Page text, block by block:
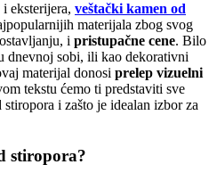
eksterijera, veštački kamen od
materijala zbog svog
i pristupačne cene. Bilo
dnevnoj sobi, ili kao dekorativni
materijal donosi prelep vizuelni
tekstu ćemo ti predstaviti sve
i zašto je idealan izbor za
stiropora?